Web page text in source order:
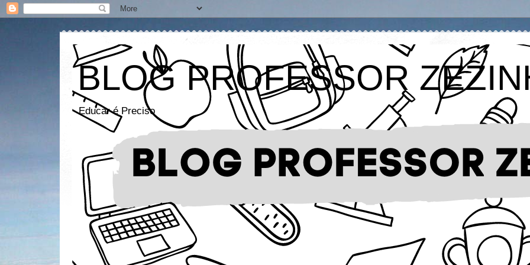
BLOG PROFESSOR
Educar é Preciso